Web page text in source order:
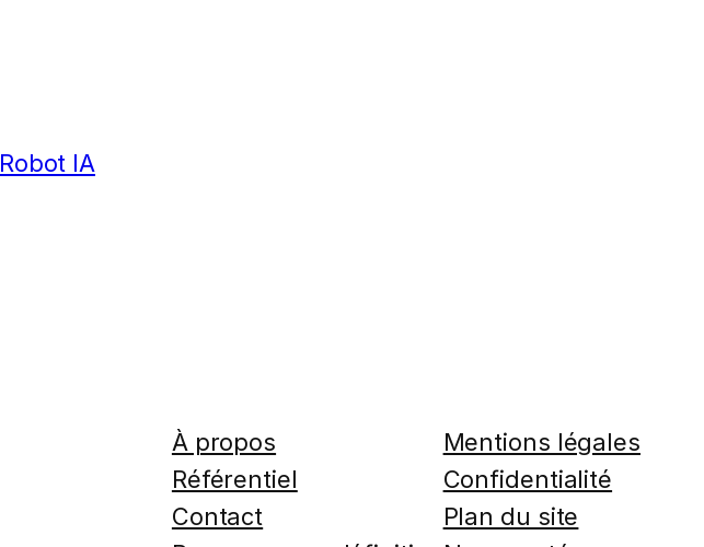
Robot IA
À propos
Référentiel
Contact
Mentions légales
Confidentialité
Plan du site